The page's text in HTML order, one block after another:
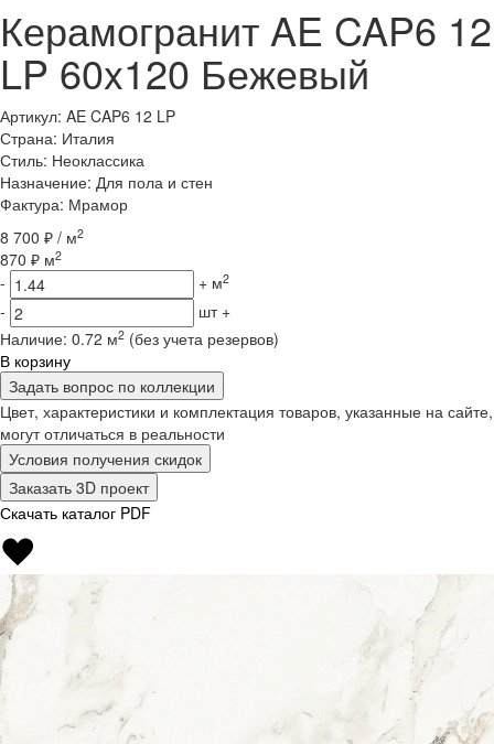
Керамогранит AE CAP6 12
LP 60x120 Бежевый
Артикул: AE CAP6 12 LP
Страна: Италия
Стиль: Неоклассика
Назначение: Для пола и стен
Фактура: Мрамор
8 700 ₽ / м2
870 ₽ м2
- + м2
- шт +
Наличие: 0.72 м2 (без учета резервов)
В корзину
Задать вопрос по коллекции
Цвет, характеристики и комплектация товаров, указанные на сайте,
могут отличаться в реальности
Условия получения скидок
Заказать 3D проект
Скачать каталог PDF